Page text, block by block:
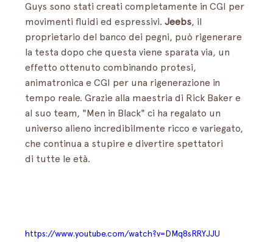
Guys sono stati creati completamente in CGI per
movimenti fluidi ed espressivi. Jeebs, il
proprietario del banco dei pegni, può rigenerare
la testa dopo che questa viene sparata via, un
effetto ottenuto combinando protesi,
animatronica e CGI per una rigenerazione in
tempo reale. Grazie alla maestria di Rick Baker e
al suo team, "Men in Black" ci ha regalato un
universo alieno incredibilmente ricco e variegato,
che continua a stupire e divertire spettatori
di tutte le età.
https://www.youtube.com/watch?v=DMq8sRRYJJU